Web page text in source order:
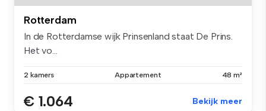
Rotterdam
In de Rotterdamse wijk Prinsenland staat De Prins.
Het vo...
2 kamers Appartement 48 m²
€ 1.064 Bekijk meer